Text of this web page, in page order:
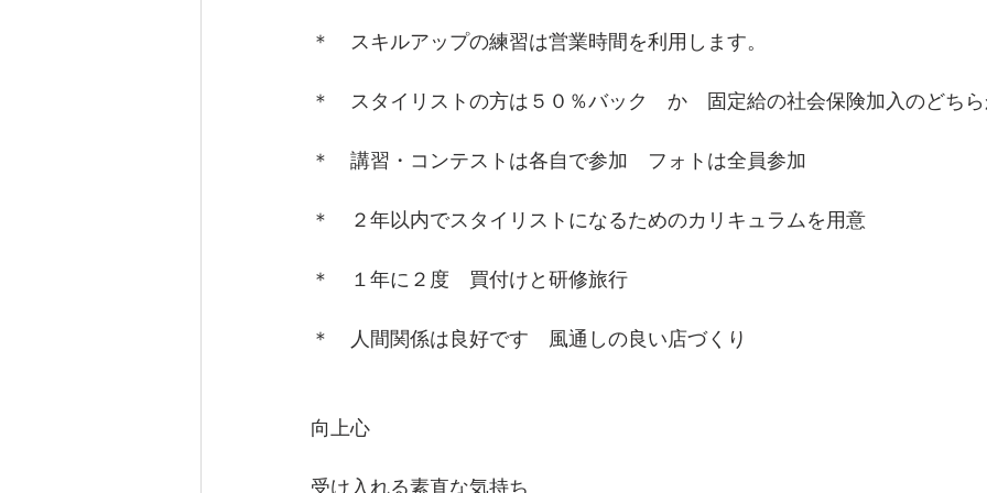
＊　スキルアップの練習は営業時間を利用します。
＊　スタイリストの方は５０％バック　か　固定給の社会保険加入のどち
＊　講習・コンテストは各自で参加　フォトは全員参加
＊　２年以内でスタイリストになるためのカリキュラムを用意
＊　１年に２度　買付けと研修旅行
＊　人間関係は良好です　風通しの良い店づくり
向上心